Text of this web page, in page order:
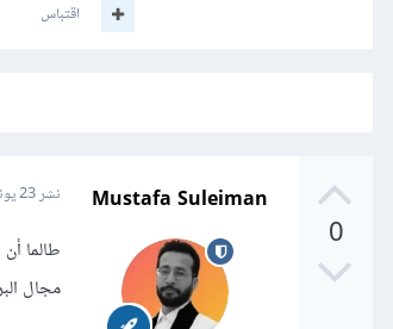
اقتباس
0
Mustafa Suleiman نشر23 يونيو 2023
طالما
مجال